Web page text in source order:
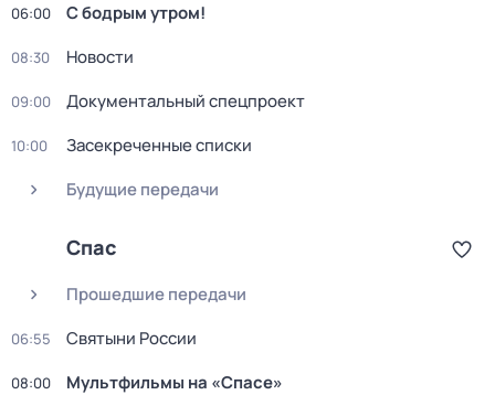
06:00 С бодрым утром!
08:30 Новости
09:00 Документальный спецпроект
10:00
Заcекрeчeнныe списки
Будущие передачи
Спас
Прошедшие передачи
06:55 Святыни России
08:00 Мультфильмы на «Спасе»